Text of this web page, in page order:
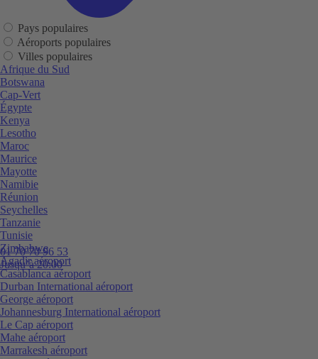
01 70 70 96 53
Jusqu’à 20:00
Pays populaires
Aéroports populaires
Villes populaires
Afrique du Sud
Botswana
Cap-Vert
Égypte
Kenya
Lesotho
Maroc
Maurice
Mayotte
Namibie
Réunion
Seychelles
Tanzanie
Tunisie
Zimbabwe
Agadir aéroport
Casablanca aéroport
Durban International aéroport
George aéroport
Johannesburg International aéroport
Le Cap aéroport
Mahe aéroport
Marrakesh aéroport